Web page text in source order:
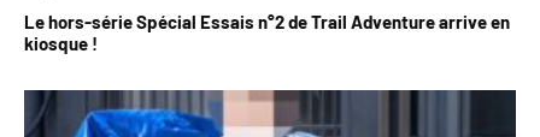
Le hors-série Spécial Essais n°2 de Trail Adventure arrive en
kiosque !